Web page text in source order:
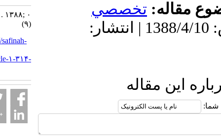
تخصصي
دریافت: 1402/6/30 | پذیرش: 1388/4/10 | انتشار:
مقاله
Secret. ۱. ۱۳۸۸; ۰
URL:http://safinah-
nejat.ir/article-۱-۳۱۴-